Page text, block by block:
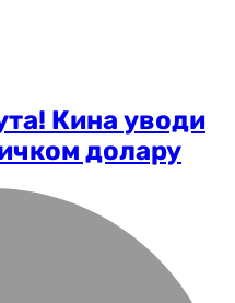
Кина уводи
долару